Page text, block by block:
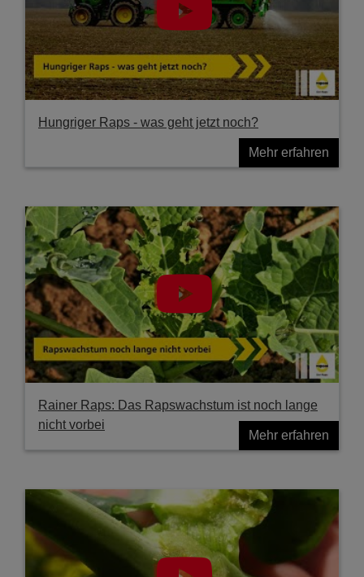
Hungriger Raps - was geht jetzt noch?
Mehr erfahren
Rainer Raps: Das Rapswachstum ist noch lange
nicht vorbei
Mehr erfahren